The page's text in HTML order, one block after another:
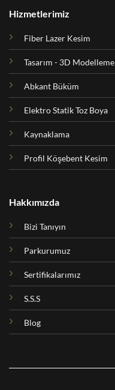
Hizmetlerimiz
Fiber Lazer Kesim
Tasarım - 3D Modelleme
Abkant Büküm
Elektro Statik Toz Boya
Kaynaklama
Profil Köşebent Kesim
Hakkımızda
Bizi Tanıyın
Parkurumuz
Sertifikalarımız
S.S.S
Blog